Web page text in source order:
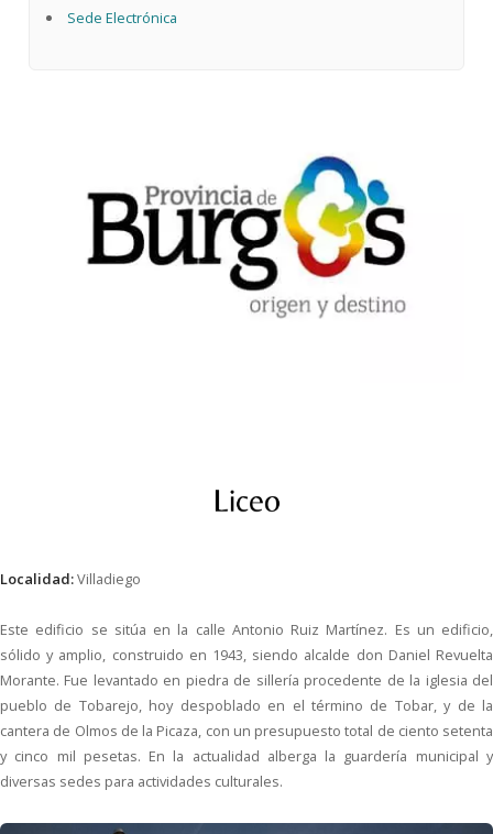
Sede Electrónica
Localidad:Villadiego
Este edificio se sitúa en la calle Antonio Ruiz Martínez. Es un edificio,
sólido y amplio, construido en 1943, siendo alcalde don Daniel Revuelta
Morante. Fue levantado en piedra de sillería procedente de la iglesia del
pueblo de Tobarejo, hoy despoblado en el término de Tobar, y de la
cantera de Olmos de la Picaza, con un presupuesto total de ciento setenta
y cinco mil pesetas. En la actualidad alberga la guardería municipal y
diversas sedes para actividades culturales.